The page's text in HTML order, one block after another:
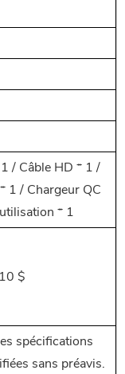
/ Câble HD * 1 /
1 / Chargeur QC
* 1
$
spécifications
sans préavis.